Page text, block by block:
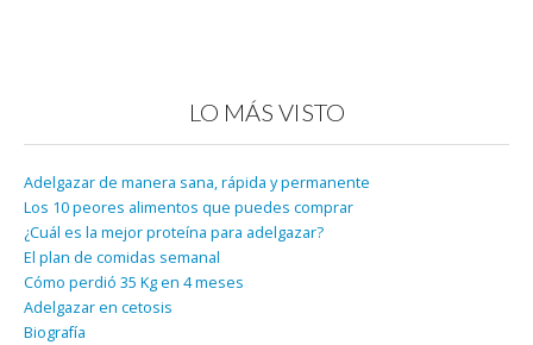
LO MÁS VISTO
Adelgazar de manera sana, rápida y permanente
Los 10 peores alimentos que puedes comprar
¿Cuál es la mejor proteína para adelgazar?
El plan de comidas semanal
Cómo perdió 35 Kg en 4 meses
Adelgazar en cetosis
Biografía